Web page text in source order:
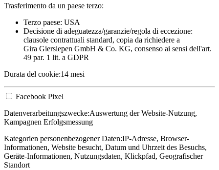
Trasferimento da un paese terzo:
Terzo paese: USA
Decisione di adeguatezza/garanzie/regola di eccezione:
clausole contrattuali standard, copia da richiedere a
Gira Giersiepen GmbH & Co. KG, consenso ai sensi dell'art.
49 par. 1 lit. a GDPR
Durata del cookie:14 mesi
Facebook Pixel
Datenverarbeitungszwecke:Auswertung der Website-Nutzung,
Kampagnen Erfolgsmessung
Kategorien personenbezogener Daten:IP-Adresse, Browser-
Informationen, Website besucht, Datum und Uhrzeit des Besuchs,
Geräte-Informationen, Nutzungsdaten, Klickpfad, Geografischer
Standort